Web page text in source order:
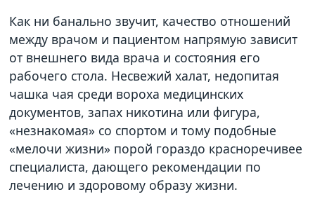
Как ни банально звучит, качество отношений
между врачом и пациентом напрямую зависит
от внешнего вида врача и состояния его
рабочего стола. Несвежий халат, недопитая
чашка чая среди вороха медицинских
документов, запах никотина или фигура,
«незнакомая» со спортом и тому подобные
«мелочи жизни» порой гораздо красноречивее
специалиста, дающего рекомендации по
лечению и здоровому образу жизни.